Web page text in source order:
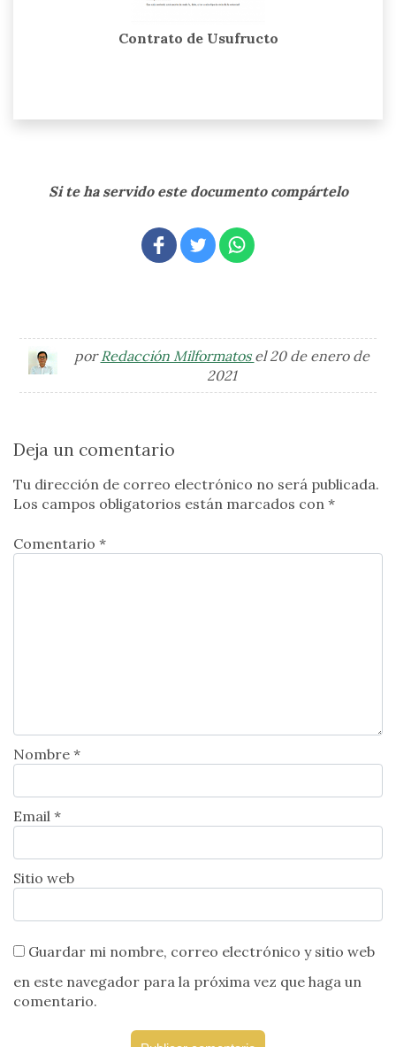
Contrato de Usufructo
Si te ha servido este documento compártelo
porRedacción Milformatos el 20 de enero de
2021
Deja un comentario
Tu dirección de correo electrónico no será publicada.
Los campos obligatorios están marcados con *
Comentario *
Nombre *
Email *
Sitio web
Guardar mi nombre, correo electrónico y sitio web
en este navegador para la próxima vez que haga un
comentario.